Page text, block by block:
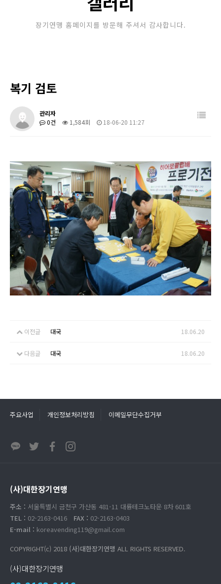
포토갤러리
장기연맹 홈페이지를 방문해 주셔서 감사합니다.
복기 검토
관리자
0건
1,584회 18-06-20 11:27
이전글 대국 18.06.20
다음글 대국 18.06.20
주요사업 개인정보처리방침 이메일무단수집거부
(사)대한장기연맹
주소 : 서울특별시 금천구 가산동 481-11 대륭테크노타운 8차 601호
TEL : 02-2163-0416 FAX : 02-2163-0403
E-mail : koreavending119@gmail.com
COPYRIGHT(c) 2018 (사)대한장기연맹 ALL RIGHTS RESERVED.
(사)대한장기연맹